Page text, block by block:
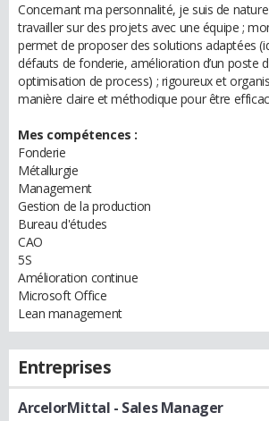
Concernant ma personnalité, je suis de
travailler sur des projets avec une équipe ;
permet de proposer des solutions adaptées
défauts de fonderie, amélioration d’un poste
optimisation de process) ; rigoureux et
manière claire et méthodique pour être
Mes compétences :
Fonderie
Métallurgie
Management
Gestion de la production
Bureau d'études
CAO
5S
Amélioration continue
Microsoft Office
Lean management
Entreprises
ArcelorMittal - Sales Manager